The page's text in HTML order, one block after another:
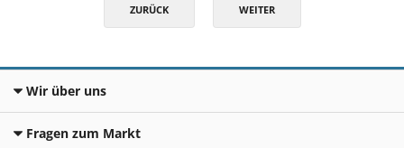
ZURÜCK WEITER
Wir über uns
Fragen zum Markt